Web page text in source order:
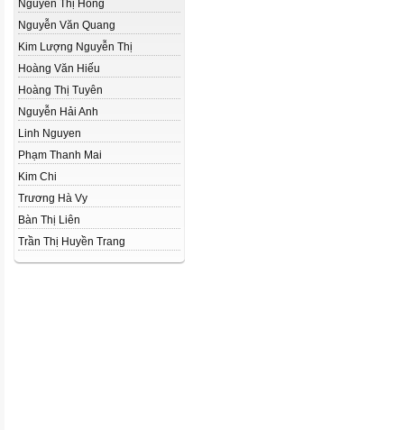
Nguyễn Thị Hồng
Nguyễn Văn Quang
Kim Lượng Nguyễn Thị
Hoàng Văn Hiếu
Hoàng Thị Tuyên
Nguyễn Hải Anh
Linh Nguyen
Phạm Thanh Mai
Kim Chi
Trương Hà Vy
Bàn Thị Liên
Trần Thị Huyền Trang